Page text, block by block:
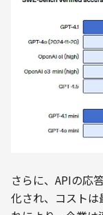
さらに、APIの応
化され、コスト